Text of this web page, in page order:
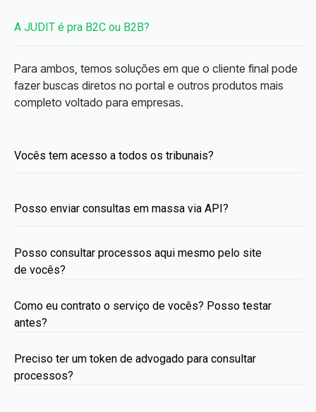
A JUDIT é pra B2C ou B2B?
Para ambos, temos soluções em que o cliente final pode
fazer buscas diretos no portal e outros produtos mais
completo voltado para empresas.
Vocês tem acesso a todos os tribunais?
Posso enviar consultas em massa via API?
Posso consultar processos aqui mesmo pelo site
de vocês?
Como eu contrato o serviço de vocês? Posso testar
antes?
Preciso ter um token de advogado para consultar
processos?